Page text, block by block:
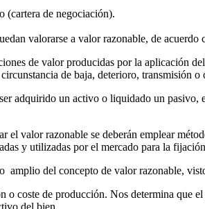
(cartera de negociación).
valorarse a valor razonable, de acuerdo
de valor producidas por la aplicación
de baja, deterioro, transmisión o
adquirido un activo o liquidado un
el valor razonable se deberán emplear
y utilizadas por el mercado para la
amplio del concepto de valor razonable,
coste de producción. Nos determina que
del bien.